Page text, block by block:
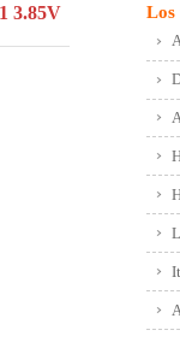
3.85V
Los